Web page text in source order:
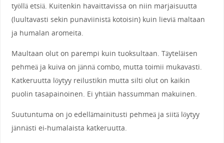
työllä etsiä. Kuitenkin havaittavissa on niin marjaisuutta
(luultavasti sekin punaviinistä kotoisin) kuin lieviä maltaan
ja humalan aromeita.
Maultaan olut on parempi kuin tuoksultaan. Täyteläisen
pehmeä ja kuiva on jännä combo, mutta toimii mukavasti.
Katkeruutta löytyy reilustikin mutta silti olut on kaikin
puolin tasapainoinen. Ei yhtään hassumman makuinen.
Suutuntuma on jo edellämainitusti pehmeä ja siitä löytyy
jännästi ei-humalaista katkeruutta.